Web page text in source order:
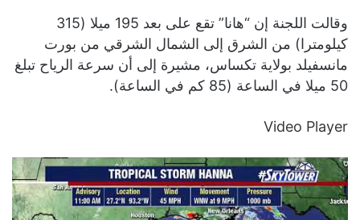
وقالت اللجنة إن “هانا” تقع على بعد 195 ميلا (315
كيلومترا) من الشرق إلى الشمال الشرقي من بورت
مانسفيلد بولاية تكساس، مشيرة إلى أن سرعة الرياح تبلغ
50 ميلا في الساعة (85 كم في الساعة).
Video Player